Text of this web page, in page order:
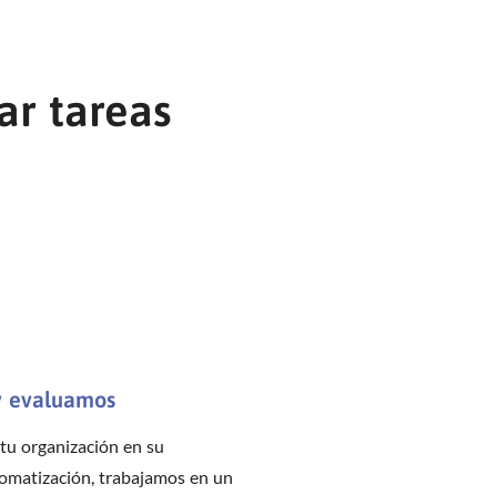
tareas
evaluamos
organización en su
trabajamos en un